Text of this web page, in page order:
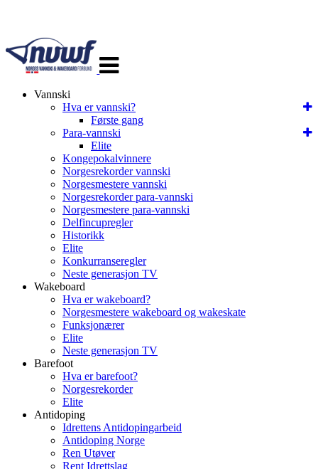
navigasjon
Vannski
Hva er vannski?
Første gang
Para-vannski
Elite
Kongepokalvinnere
Norgesrekorder vannski
Norgesmestere vannski
Norgesrekorder para-vannski
Norgesmestere para-vannski
Delfincupregler
Historikk
Elite
Konkurranseregler
Neste generasjon TV
Wakeboard
Hva er wakeboard?
Norgesmestere wakeboard og wakeskate
Funksjonærer
Elite
Neste generasjon TV
Barefoot
Hva er barefoot?
Norgesrekorder
Elite
Antidoping
Idrettens Antidopingarbeid
Antidoping Norge
Ren Utøver
Rent Idrettslag